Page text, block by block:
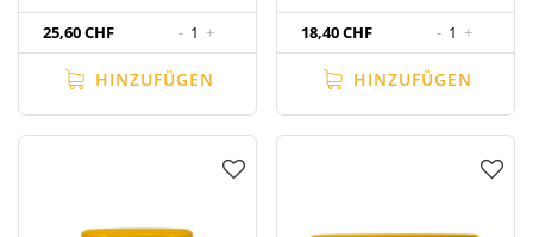
25,60 CHF - 1 +
HINZUFÜGEN
18,40 CHF - 1 +
HINZUFÜGEN